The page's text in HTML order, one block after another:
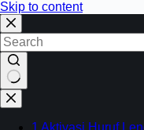
Skip to content
1 Aktivasi Huruf